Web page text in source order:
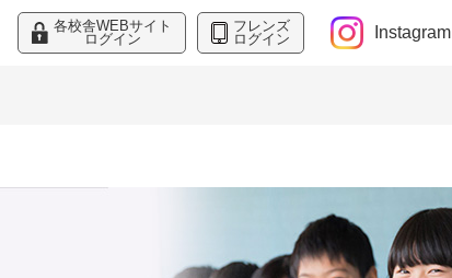
各校舎WEBサイト
ログイン
フレンズ
ログイン
Instagram